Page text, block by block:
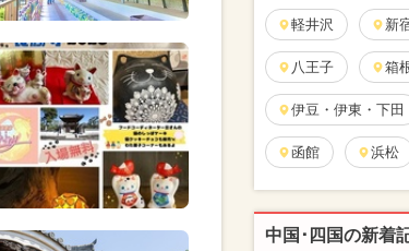
軽井沢 新
八王子 箱
伊豆・伊東・下田
函館 浜松
中国･四国の新着